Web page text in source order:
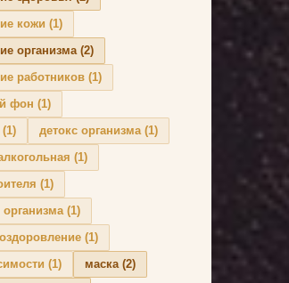
кожи (1)
организма(2)
работников (1)
фон (1)
(1) детокс организма(1)
(1)
(1)
организма(1)
(1)
(1) маска(2)